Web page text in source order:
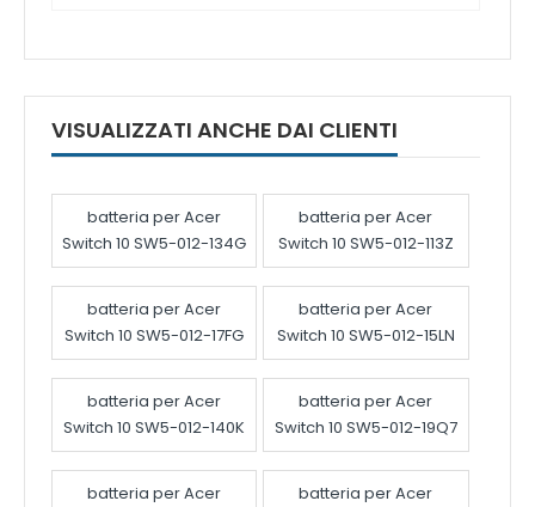
VISUALIZZATI ANCHE DAI CLIENTI
batteria per Acer
Switch 10 SW5-012-134G
batteria per Acer
Switch 10 SW5-012-113Z
batteria per Acer
Switch 10 SW5-012-17FG
batteria per Acer
Switch 10 SW5-012-15LN
batteria per Acer
Switch 10 SW5-012-140K
batteria per Acer
Switch 10 SW5-012-19Q7
batteria per Acer
batteria per Acer